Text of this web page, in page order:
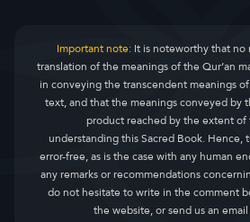
Important note:It is noteworthy that
translation of the meanings of the Qur’an
in conveying the transcendent meanings
text, and that the meanings conveyed by
product reached by the extent of
understanding this Sacred Book. Hence,
error-free, as is the case with any human
any remarks or recommendations
do not hesitate to write in the comment
the website, or send us an